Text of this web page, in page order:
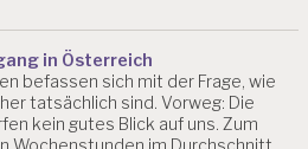
in Österreich
befassen sich mit der Frage, wie
tatsächlich sind. Vorweg: Die
kein gutes Blick auf uns. Zum
Wochenstunden im Durchschnitt